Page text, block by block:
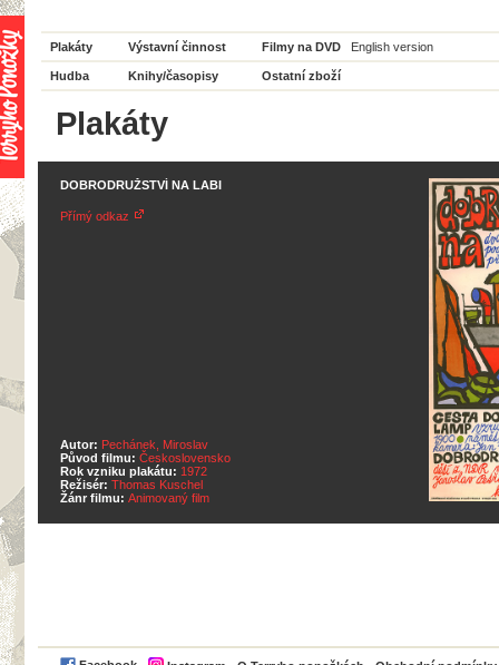
Plakáty Výstavní činnost Filmy na DVD English version
Hudba Knihy/časopisy Ostatní zboží
Plakáty
DOBRODRUŽSTVÍ NA LABI
Přímý odkaz
Autor: Pechánek, Miroslav
Původ filmu: Československo
Rok vzniku plakátu: 1972
Režisér: Thomas Kuschel
Žánr filmu: Animovaný film